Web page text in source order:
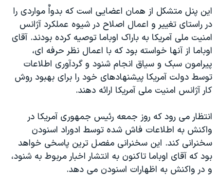
قانون شفافیت دارائی کادر رهبری ایران
اعتراضات مردمی آبان ۹۸
اسرائیل در جنگ
نرگس محمدی برنده جایزه نوبل صلح
همایش محافظه‌کاران آمریکا «سی‌پک»
سفر پرزیدنت ترامپ به چین
این پنل متشکل از همان اعضایی است که بدواٌ مواردی را
در راستای تغییر و اعمال اصلاح در شیوه عملکرد آژانس
امنیت ملی آمریکا به باراک اوباما توصیه کرده بودند. آقای
اوباما از آنها خواسته بود که با اعمال نظر حرفه ای،
پیرامون سبک و سیاق انجام شنود و گردآوری اطلاعات
توسط دولت آمریکا پیشنهادهای خود را برای بهبود روش
کار آژانس امنیت ملی آمریکا ارائه دهند.
انتظار می رود که روز جمعه رئیس جمهوری آمریکا در
واکنش به اطلاعات فاش شده توسط ادوراد اسنودن
سخنرانی کند. این سخنرانی مفصل ترین پاسخی خواهد
بود که آقای اوباما تاکنون به انتشار اخبار مربوط به شنود،
و در واکنش به اظهارات اسنودن می دهد.